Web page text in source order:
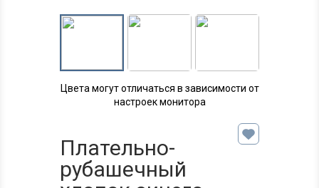
Цвета могут отличаться в зависимости от
настроек монитора
Плательно-
рубашечный